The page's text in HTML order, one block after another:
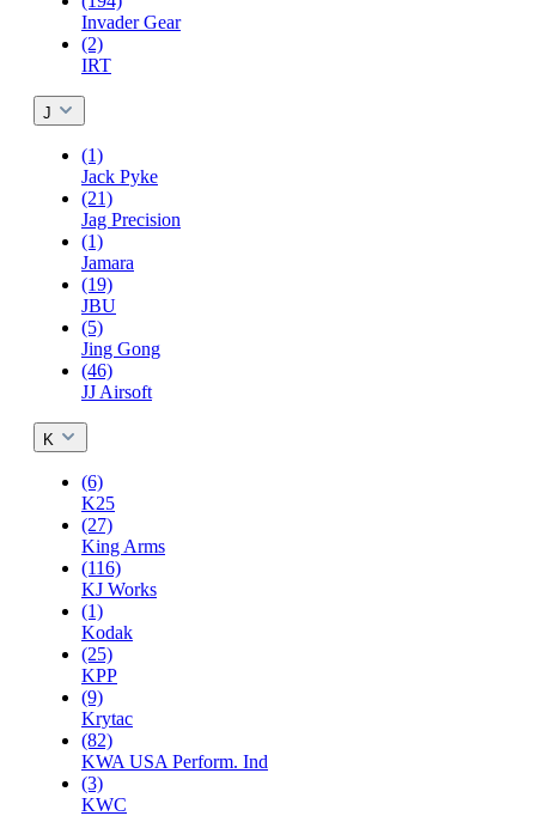
Invader Gear
(2)
IRT
J
(1)
Jack Pyke
(21)
Jag Precision
(1)
Jamara
(19)
JBU
(5)
Jing Gong
(46)
JJ Airsoft
K
(6)
K25
(27)
King Arms
(116)
KJ Works
(1)
Kodak
(25)
KPP
(9)
Krytac
(82)
KWA USA Perform. Ind
(3)
KWC